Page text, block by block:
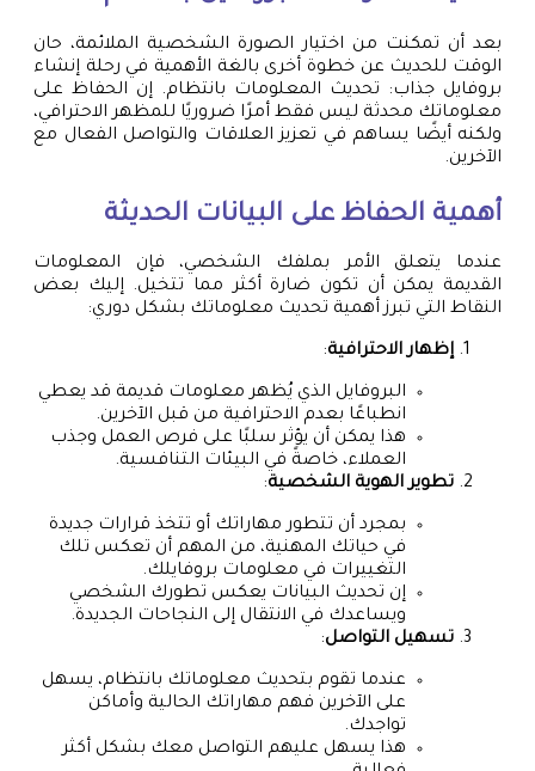
بعد أن تمكنت من اختيار الصورة الشخصية الملائمة، حان
الوقت للحديث عن خطوة أخرى بالغة الأهمية في رحلة إنشاء
بروفايل جذاب: تحديث المعلومات بانتظام. إن الحفاظ على
معلوماتك محدثة ليس فقط أمرًا ضروريًا للمظهر الاحترافي،
ولكنه أيضًا يساهم في تعزيز العلاقات والتواصل الفعال مع
الآخرين.
أهمية الحفاظ على البيانات الحديثة
عندما يتعلق الأمر بملفك الشخصي، فإن المعلومات
القديمة يمكن أن تكون ضارة أكثر مما تتخيل. إليك بعض
النقاط التي تبرز أهمية تحديث معلوماتك بشكل دوري:
إظهار الاحترافية:
البروفايل الذي يُظهر معلومات قديمة قد يعطي
انطباعًا بعدم الاحترافية من قبل الآخرين.
هذا يمكن أن يؤثر سلبًا على فرص العمل وجذب
العملاء، خاصةً في البيئات التنافسية.
تطوير الهوية الشخصية:
بمجرد أن تتطور مهاراتك أو تتخذ قرارات جديدة
في حياتك المهنية، من المهم أن تعكس تلك
التغييرات في معلومات بروفايلك.
إن تحديث البيانات يعكس تطورك الشخصي
ويساعدك في الانتقال إلى النجاحات الجديدة.
تسهيل التواصل:
عندما تقوم بتحديث معلوماتك بانتظام، يسهل
على الآخرين فهم مهاراتك الحالية وأماكن
تواجدك.
هذا يسهل عليهم التواصل معك بشكل أكثر